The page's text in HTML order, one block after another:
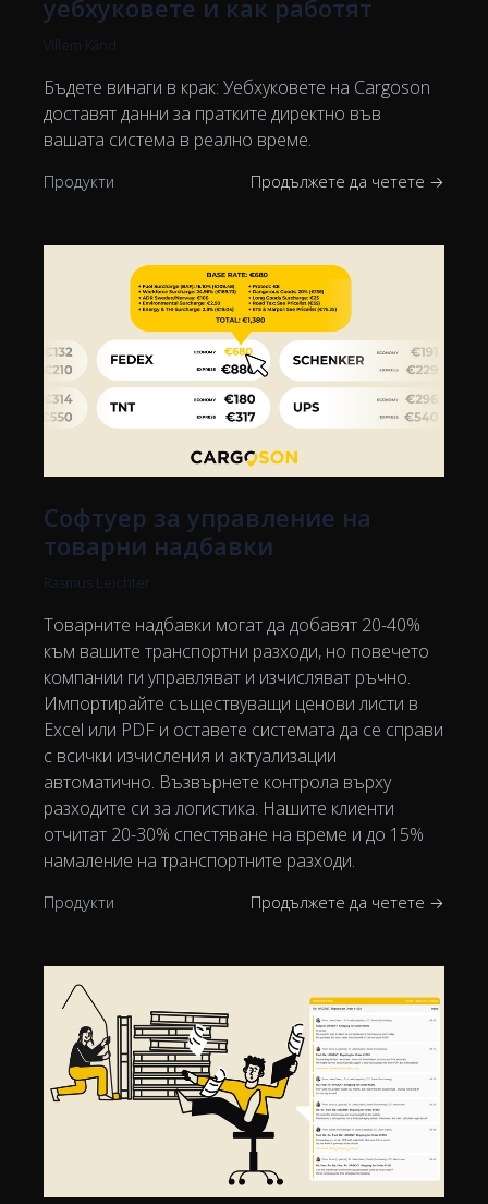
уебхуковете и как работят
Villem Känd
Бъдете винаги в крак: Уебхуковете на Cargoson
доставят данни за пратките директно във
вашата система в реално време.
Продукти Продължете да четете →
Софтуер за управление на
товарни надбавки
Rasmus Leichter
Товарните надбавки могат да добавят 20-40%
към вашите транспортни разходи, но повечето
компании ги управляват и изчисляват ръчно.
Импортирайте съществуващи ценови листи в
Excel или PDF и оставете системата да се справи
с всички изчисления и актуализации
автоматично. Възвърнете контрола върху
разходите си за логистика. Нашите клиенти
отчитат 20-30% спестяване на време и до 15%
намаление на транспортните разходи.
Продукти Продължете да четете →